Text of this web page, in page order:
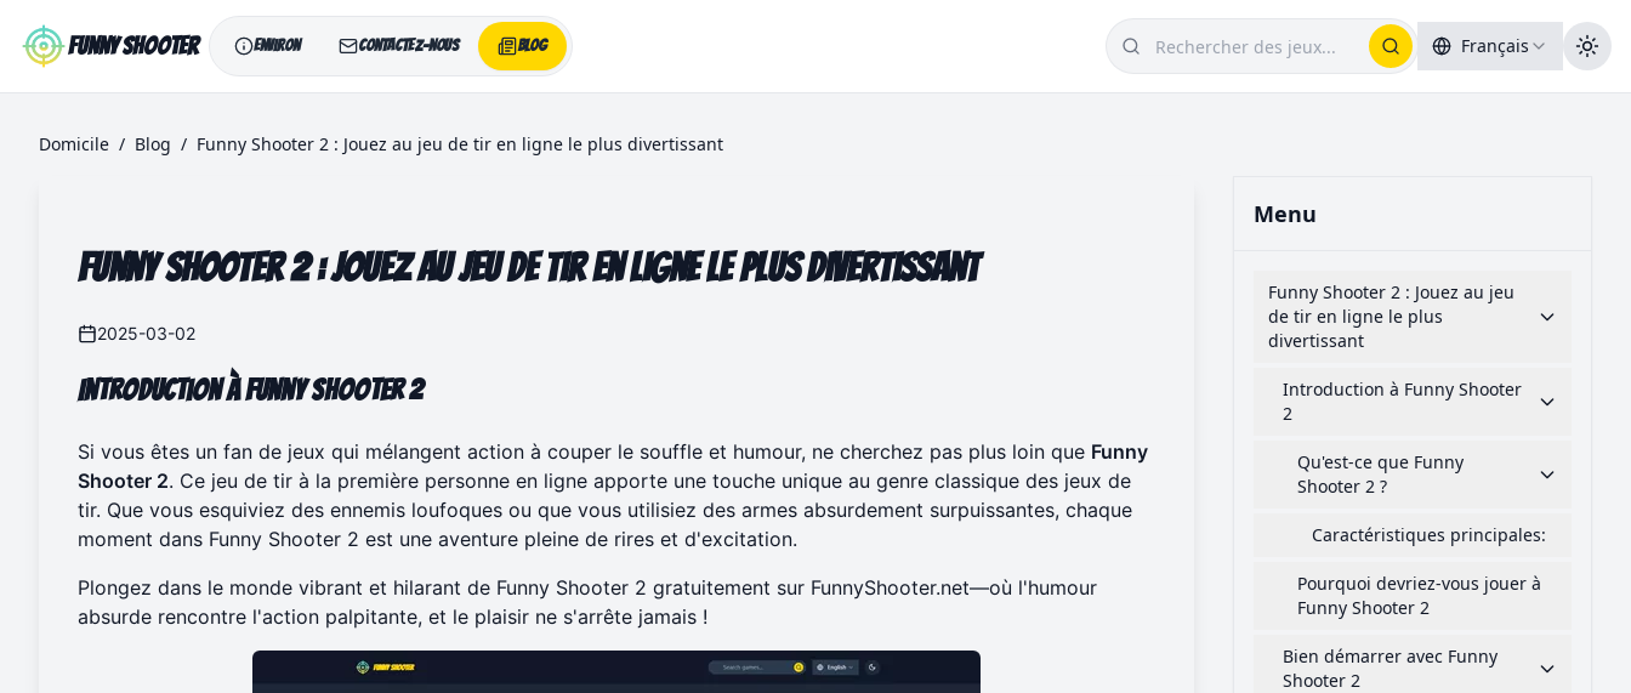
Funny Shooter
Environ Contactez-nous Blog Français
Domicile / Blog / Funny Shooter 2 : Jouez au jeu de tir en ligne le plus divertissant
Funny Shooter 2 : Jouez au jeu de tir en ligne le plus divertissant
2025-03-02
Introduction à Funny Shooter 2
Si vous êtes un fan de jeux qui mélangent action à couper le souffle et humour, ne cherchez pas plus loin que Funny
Shooter 2. Ce jeu de tir à la première personne en ligne apporte une touche unique au genre classique des jeux de
tir. Que vous esquiviez des ennemis loufoques ou que vous utilisiez des armes absurdement surpuissantes, chaque
moment dans Funny Shooter 2 est une aventure pleine de rires et d'excitation.
Plongez dans le monde vibrant et hilarant de Funny Shooter 2 gratuitement sur FunnyShooter.net—où l'humour
absurde rencontre l'action palpitante, et le plaisir ne s'arrête jamais !
Menu
Funny Shooter 2 : Jouez au jeu
de tir en ligne le plus
divertissant
Introduction à Funny Shooter
2
Qu'est-ce que Funny
Shooter 2 ?
Caractéristiques principales:
Pourquoi devriez-vous jouer à
Funny Shooter 2
Bien démarrer avec Funny
Shooter 2